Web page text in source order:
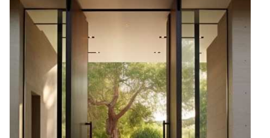
cenne dla wydawców i reklamodawców strony trzeciej.
Nieklasyfikowane
Nieklasyfikowane pliki cookie, to pliki, które są w procesie
klasyfikowania, wraz z dostawcami poszczególnych
ciasteczek.
Odrzuć wszystkie